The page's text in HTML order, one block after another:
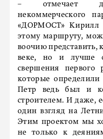
– отмечает
некоммерческого
«ДОРМОСТ» Кирилл
этому маршруту,
воочию представить,
веке, но и лучше
свершения первого
которые определили
Петр ведь был и
строителем. И даже,
один взгляд на
Этим проектом мы
не только к